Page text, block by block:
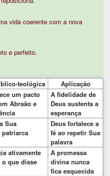
vida coerente com a nova
e perfeito.
teológica
Aplicação
um pacto
Abraão e
A fidelidade de
Deus sustenta a
esperança
Sua
patriarca
Deus fortalece a
fé ao repetir Sua
palavra
ativamente
que disse
A promessa
divina nunca
fica esquecida